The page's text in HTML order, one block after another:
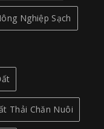
Nghiệp Sạch
Thải Chăn Nuôi